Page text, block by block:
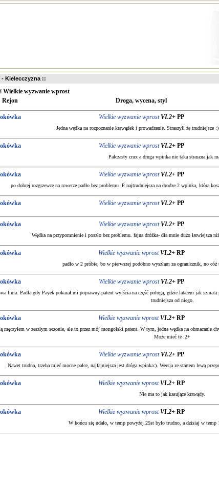
- Kielecczyzna ::
Wielkie wyzwanie wprost
Rejon
Droga, wycena, styl
Wielkie wyzwanie wprost VI.2+ PP
Jedna wędka na rozpoznanie krawądek i prowadzenie. Straszyli że trudniejsze
Wielkie wyzwanie wprost VI.2+ PP
Palczasty crux a druga wpinka nie taka straszna jak
Wielkie wyzwanie wprost VI.2+ PP
po dobrej rozgrzewce na rowerze padło bez problemu :P najtrudniejsza na drodze 2 wpinka, która
Wielkie wyzwanie wprost VI.2+ PP
Wielkie wyzwanie wprost VI.2+ PP
Wędka na przypomnienie i poszło bez problemu. fajna dróżka- dla mnie dużo łatwiejsza
Wielkie wyzwanie wprost VI.2+ RP
padło w 2 próbie, bo w pierwszej podobno wyszłam za ogranicznik, no
Wielkie wyzwanie wprost VI.2+ PP
linia. Padła gdy Payek pokazał mi poprawny patent wyjścia na część połogą, gdzie latałem jak
trudniejsza od niego.
Wielkie wyzwanie wprost VI.2+ RP
męczyłem w zeszłym sezonie, ale to przez mój mongolski patent. W tym, jedna wędka na obmacanie
Może mieć te .2+
Wielkie wyzwanie wprost VI.2+ PP
Nawet trudna, trzeba mieć mocne palce, najfajniejsza jest dróga wpinka:). Wersja ze startem lewą
Wielkie wyzwanie wprost VI.2+ RP
Nie ma to jak kasujące krawądy.
Wielkie wyzwanie wprost VI.2+ RP
W końcu się udało, w temp powyżej 25st było trudno, a dzisiaj w temp